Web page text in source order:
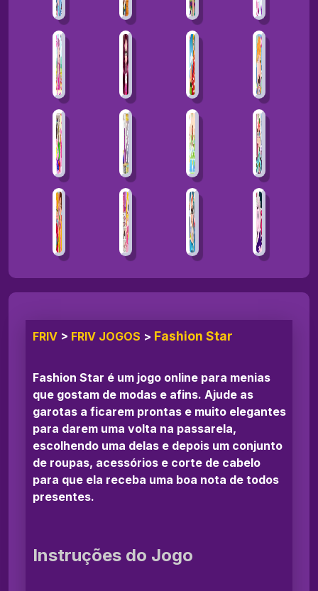
FRIV > FRIV JOGOS > Fashion Star
Fashion Star é um jogo online para menias
que gostam de modas e afins. Ajude as
garotas a ficarem prontas e muito elegantes
para darem uma volta na passarela,
escolhendo uma delas e depois um conjunto
de roupas, acessórios e corte de cabelo
para que ela receba uma boa nota de todos
presentes.
Instruções do Jogo